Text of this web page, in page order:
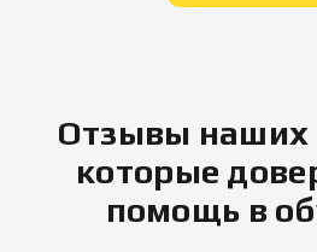
Отзывы наших
которые
помощь в